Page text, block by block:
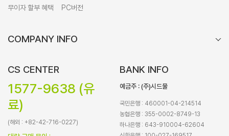
무이자 할부 혜택
PC버전
COMPANY INFO
CS CENTER
1577-9638 (유
료)
(해외 : +82-42-716-0227)
BANK INFO
예금주 : (주)시드물
국민은행 : 460001-04-214514
농협은행 : 355-0002-8749-13
하나은행 : 643-910004-62604